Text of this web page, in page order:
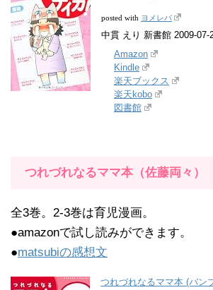
posted with ヨメレバ
中貫 えり 新書館 2009-07-
Amazon
Kindle
楽天ブックス
楽天kobo
図書館
つれづれなるママ本（佐藤両々）
全3巻。2-3巻は育児漫画。
●amazonで試し読みができます。
●matsubiの感想文
つれづれなるママ本 (バン